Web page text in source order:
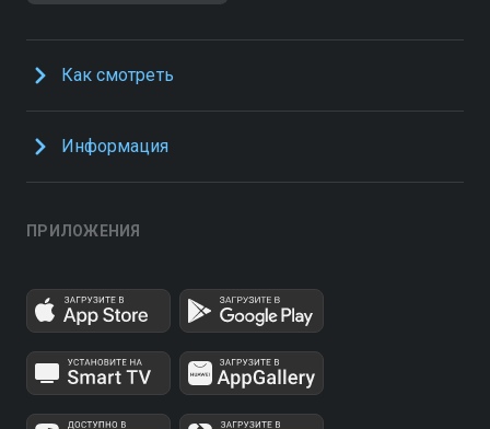
Как смотреть
Информация
ПРИЛОЖЕНИЯ